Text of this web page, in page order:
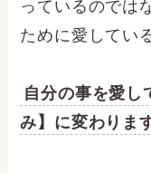
っているのでは
ために愛してい
自分の事を愛し
み】に変わりま